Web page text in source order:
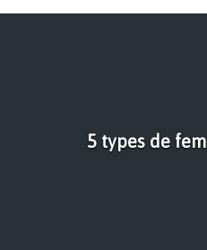
5 types de